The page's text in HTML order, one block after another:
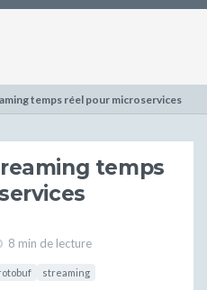
temps réel pour microservices
temps
8 min de lecture
streaming